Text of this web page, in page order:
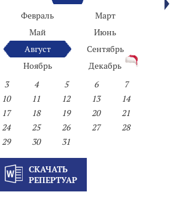
Февраль
Март
Май
Июнь
Август
Сентябрь
Ноябрь
Декабрь
3 4 5 6
7
10 11 12 13
14
17 18 19 20
21
24 25 26 27
28
29
30 31
СКАЧАТЬ
РЕПЕРТУАР